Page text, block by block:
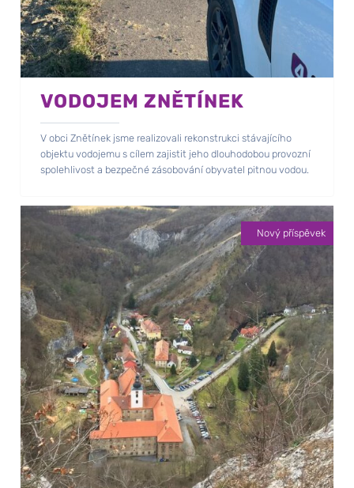
VODOJEM ZNĚTÍNEK
V obci Znětínek jsme realizovali rekonstrukci stávajícího
objektu vodojemu s cílem zajistit jeho dlouhodobou provozní
spolehlivost a bezpečné zásobování obyvatel pitnou vodou.
Nový příspěvek